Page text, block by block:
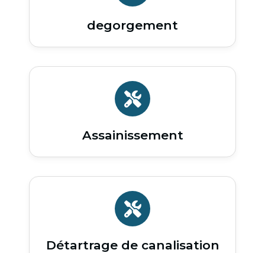
degorgement
Assainissement
Détartrage de canalisation